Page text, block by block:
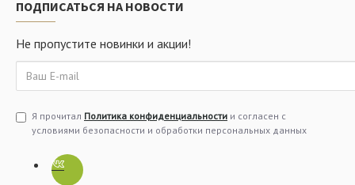
ПОДПИСАТЬСЯ НА НОВОСТИ
Не пропустите новинки и акции!
Я прочитал Политика конфиденциальности и согласен с
условиями безопасности и обработки персональных данных